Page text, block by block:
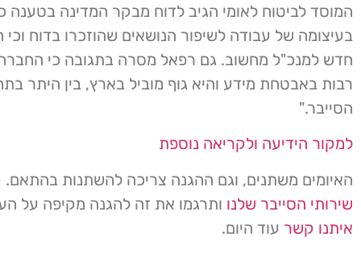
המוסד לביטוח לאומי הגיב לדוח מבקר המדינה בטענה
בעיצומה של עבודה לשיפור הנושאים שהוזכרו בדוח וכי
חדש למנכ"ל מחשוב. גם רפאל מסרה בתגובה כי
רבות באבטחת מידע והיא גוף מוביל בארץ, בין היתר
הסייבר."
למקור הידיעה ולקריאה נוספת
האיומים משתנים, וגם ההגנה צריכה להשתנות בהתאם.
שירותי הסייבר שלנו ותרגמו את זה להגנה מקיפה על
איתנו קשר עוד היום.